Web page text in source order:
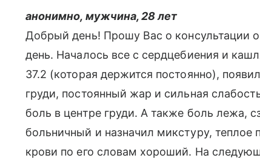
анонимно, мужчина, 28 лет
Добрый день! Прошу Вас о
день. Началось все с сердцебиения и
37.2 (которая держится постоянно),
груди, постоянный жар и сильная
боль в центре груди. А также боль лежа,
больничный и назначил микстуру,
крови по его словам хороший. На